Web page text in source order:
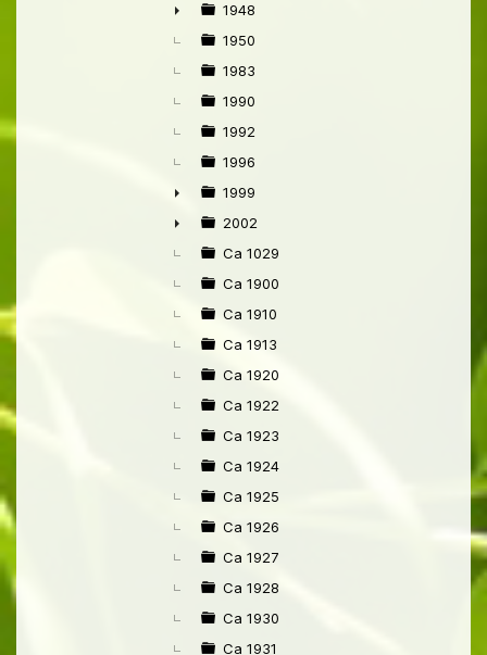
►
1948
1950
1983
1990
1992
1996
►
1999
►
2002
Ca 1029
Ca 1900
Ca 1910
Ca 1913
Ca 1920
Ca 1922
Ca 1923
Ca 1924
Ca 1925
Ca 1926
Ca 1927
Ca 1928
Ca 1930
Ca 1931